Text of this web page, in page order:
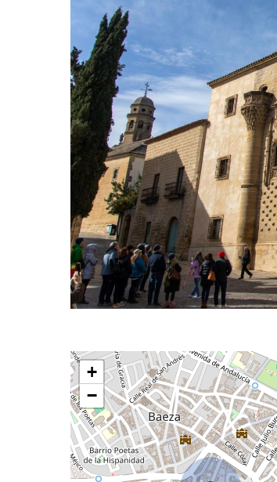
Hit enter to search or ESC to close
+
−